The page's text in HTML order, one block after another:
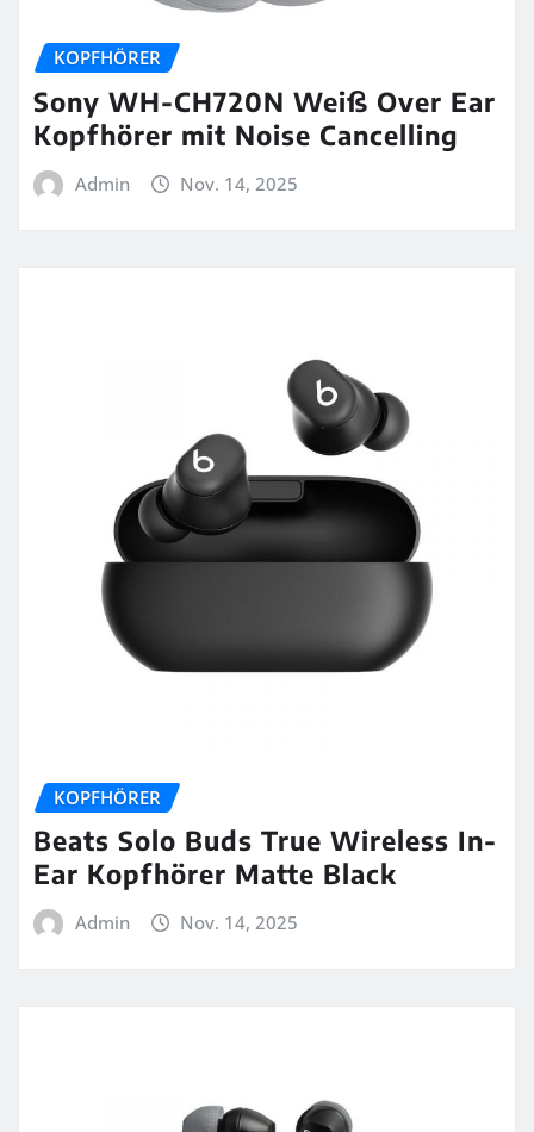
KOPFHÖRER
Sony WH-CH720N Weiß Over Ear
Kopfhörer mit Noise Cancelling
Admin Nov. 14, 2025
KOPFHÖRER
Beats Solo Buds True Wireless In-
Ear Kopfhörer Matte Black
Admin Nov. 14, 2025